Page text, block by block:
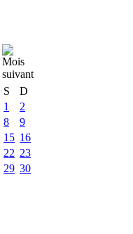
S
D
1
2
8
9
15 16
22 23
29 30